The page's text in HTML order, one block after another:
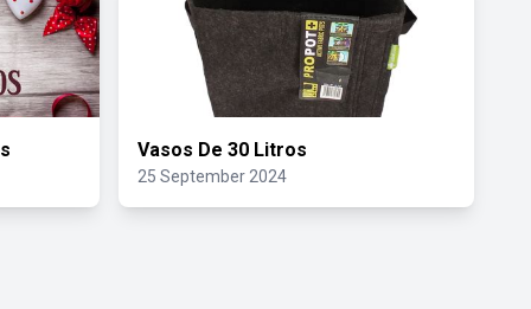
Vasos De 30 Litros
25 September 2024